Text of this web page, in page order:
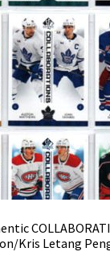
Kris Letang